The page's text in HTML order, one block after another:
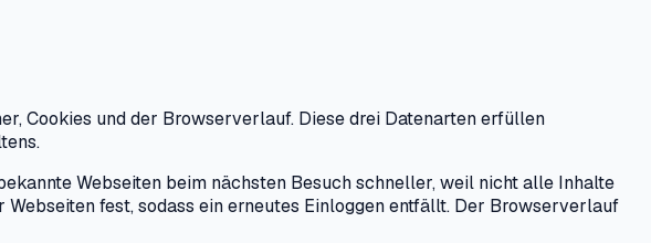
Cookies und der Browserverlauf. Diese drei Datenarten erfüllen
Webseiten beim nächsten Besuch schneller, weil nicht alle Inhalte
fest, sodass ein erneutes Einloggen entfällt. Der Browserverlauf